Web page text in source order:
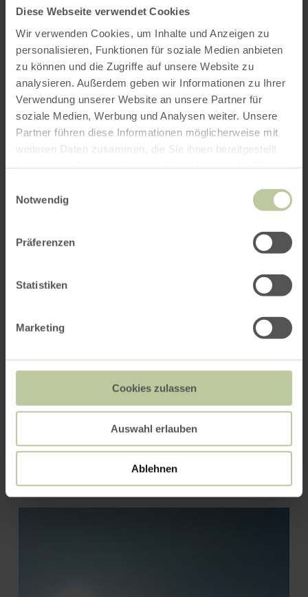
Diese Webseite verwendet Cookies
Wir verwenden Cookies, um Inhalte und Anzeigen zu
personalisieren, Funktionen für soziale Medien anbieten
zu können und die Zugriffe auf unsere Website zu
analysieren. Außerdem geben wir Informationen zu Ihrer
Verwendung unserer Website an unsere Partner für
soziale Medien, Werbung und Analysen weiter. Unsere
Partner führen diese Informationen möglicherweise mit
weiteren Daten zusammen, die Sie ihnen bereitgestellt
Notwendig
Präferenzen
Statistiken
Marketing
Cookies zulassen
Auswahl erlauben
Ablehnen
ROUTE PLANEN
Das könnte Sie auch
Natürlich zu Pferd